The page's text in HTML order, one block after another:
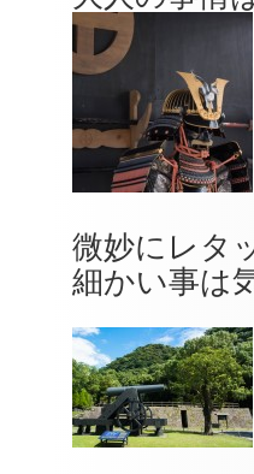
微妙にレタ
細かい事は